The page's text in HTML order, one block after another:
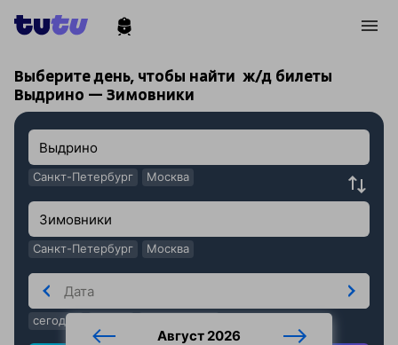
Выберите день, чтобы найти ж/д билеты
Выдрино — Зимовники
Санкт-Петербург Москва
Санкт-Петербург Москва
Август 2026
сегодня